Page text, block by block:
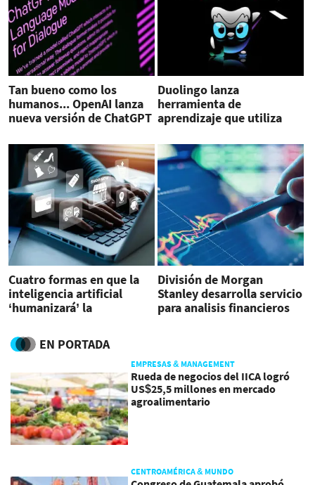
Tan bueno como los
humanos... OpenAI lanza
nueva versión de ChatGPT
Duolingo lanza
herramienta de
aprendizaje que utiliza
Cuatro formas en que la
inteligencia artificial
‘humanizará’ la
División de Morgan
Stanley desarrolla servicio
para analisis financieros
EN PORTADA
EMPRESAS & MANAGEMENT
Rueda de negocios del IICA logró
US$25,5 millones en mercado
agroalimentario
CENTROAMÉRICA & MUNDO